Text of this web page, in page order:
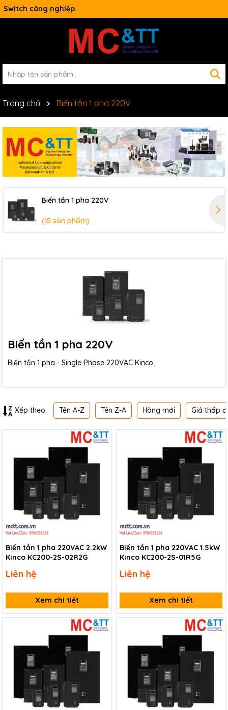
Switch công nghiệp
Trang chủ Biến tần 1 pha 220V
Biến tần 1 pha 220V
(15 sản phẩm)
Biến tần 1 pha 220V
Biến tần 1 pha - Single-Phase 220VAC Kinco
Xếp theo: Tên A-Z Tên Z-A Hàng mới Giá thấp
Biến tần 1 pha 220VAC 2.2kW
Kinco KC200-2S-02R2G
Liên hệ
Xem chi tiết
Biến tần 1 pha 220VAC 1.5kW
Kinco KC200-2S-01R5G
Liên hệ
Xem chi tiết